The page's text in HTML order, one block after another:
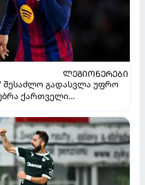
ᲚᲔᲒᲘᲝᲜᲔᲠᲔᲑᲘ
შესაძლო გადასვლა უფრო
ქართველი